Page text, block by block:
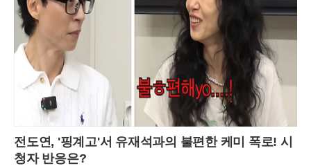
전도연, '핑계고'서 유재석과의 불편한 케미 폭로! 시
청자 반응은?